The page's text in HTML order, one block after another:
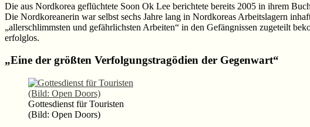
Die aus Nordkorea geflüchtete Soon Ok Lee berichtete bereits 2005 in ihrem
Die Nordkoreanerin war selbst sechs Jahre lang in Nordkoreas Arbeitslagern
„allerschlimmsten und gefährlichsten Arbeiten“ in den Gefängnissen zugeteilt
erfolglos.
„Eine der größten Verfolgungstragödien der Gegenwart“
Gottesdienst für Touristen
(Bild: Open Doors)